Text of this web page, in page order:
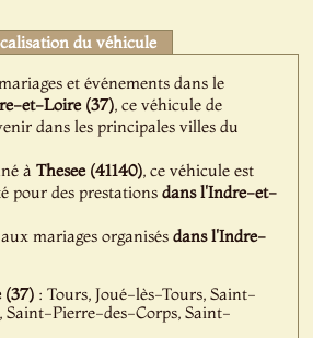
du véhicule
et événements dans le
et-Loire (37), ce véhicule de
dans les principales villes du
àThesee (41140), ce véhicule est
pour des prestationsdans l'Indre-et-
mariages organisésdans l'Indre-
: Tours, Joué-lès-Tours, Saint-
Pierre-des-Corps, Saint-